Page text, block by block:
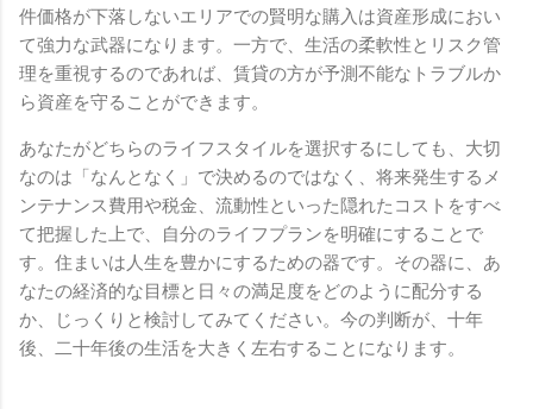
件価格が下落しないエリアでの賢明な購入は資産形成におい
て強力な武器になります。一方で、生活の柔軟性とリスク管
理を重視するのであれば、賃貸の方が予測不能なトラブルか
ら資産を守ることができます。
あなたがどちらのライフスタイルを選択するにしても、大切
なのは「なんとなく」で決めるのではなく、将来発生するメ
ンテナンス費用や税金、流動性といった隠れたコストをすべ
て把握した上で、自分のライフプランを明確にすることで
す。住まいは人生を豊かにするための器です。その器に、あ
なたの経済的な目標と日々の満足度をどのように配分する
か、じっくりと検討してみてください。今の判断が、十年
後、二十年後の生活を大きく左右することになります。